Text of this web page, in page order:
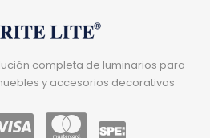
completa de luminarios para
y accesorios decorativos